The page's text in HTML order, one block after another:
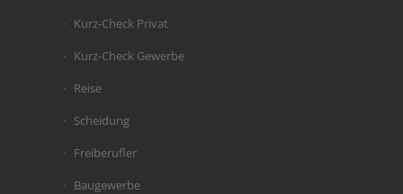
Kurz-Check Privat
Kurz-Check Gewerbe
Reise
Scheidung
Freiberufler
Baugewerbe